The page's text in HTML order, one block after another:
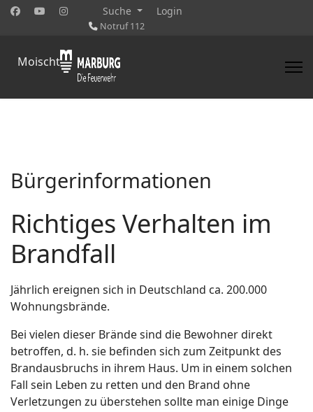
Suche Login
Notruf 112
Moischt
Bürgerinformationen
Richtiges Verhalten im
Brandfall
Jährlich ereignen sich in Deutschland ca. 200.000
Wohnungsbrände.
Bei vielen dieser Brände sind die Bewohner direkt
betroffen, d. h. sie befinden sich zum Zeitpunkt des
Brandausbruchs in ihrem Haus. Um in einem solchen
Fall sein Leben zu retten und den Brand ohne
Verletzungen zu überstehen sollte man einige Dinge